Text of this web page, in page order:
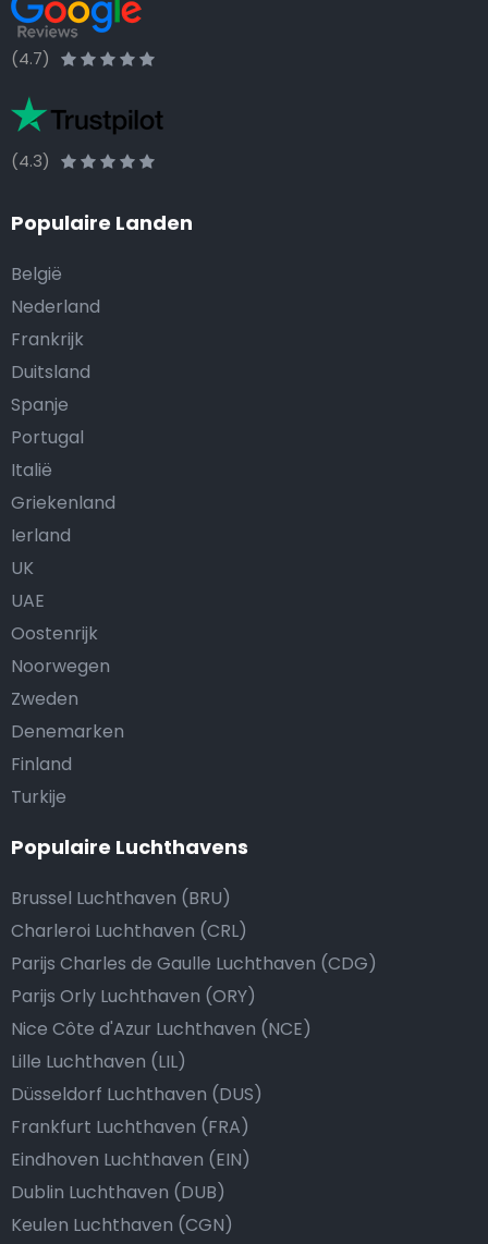
(4.7)
(4.3)
Populaire Landen
België
Nederland
Frankrijk
Duitsland
Spanje
Portugal
Italië
Griekenland
Ierland
UK
UAE
Oostenrijk
Noorwegen
Zweden
Denemarken
Finland
Turkije
Populaire Luchthavens
Brussel Luchthaven (BRU)
Charleroi Luchthaven (CRL)
Parijs Charles de Gaulle Luchthaven (CDG)
Parijs Orly Luchthaven (ORY)
Nice Côte d'Azur Luchthaven (NCE)
Lille Luchthaven (LIL)
Düsseldorf Luchthaven (DUS)
Frankfurt Luchthaven (FRA)
Eindhoven Luchthaven (EIN)
Dublin Luchthaven (DUB)
Keulen Luchthaven (CGN)